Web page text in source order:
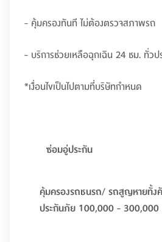
- คุ้มครองทันที ไม่ต้องตรวจสภาพรถ
- บริการช่วยเหลือฉุกเฉิน 24 ชม. ทั่วป
*เงื่อนไขเป็นไปตามที่บริษัทกำหนด
ซ่อมอู่ประกัน
คุ้มครองรถชนรถ/ รถสูญหายทั้ง
ประกันภัย 100,000 - 300,000